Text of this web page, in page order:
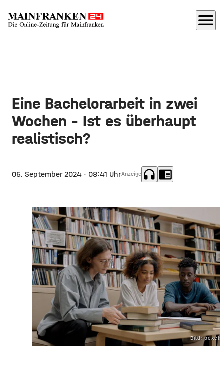
menu
Eine Bachelorarbeit in zwei
Wochen - Ist es überhaupt
realistisch?
05. September 2024 · 08:41 UhrAnzeige headphones chrome_reader_mode
Bild: